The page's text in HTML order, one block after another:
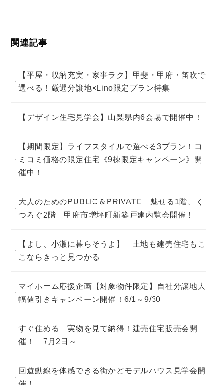
関連記事
【平屋・収納充実・家事ラク】甲斐・甲府・笛吹で
選べる！厳選分譲地×Lino限定プラン特集
【デザイン住宅見学会】山梨県内6会場で開催中！
【期間限定】ライフスタイルで選べる3プラン！コ
ミコミ価格の限定住宅《9棟限定キャンペーン》開
催中！
大人のためのPUBLIC＆PRIVATE 魅せる1階、く
つろぐ2階 甲府市増坪町新築戸建内覧会開催！
【よし、小瀬に暮らそうよ】 土地も建売住宅もこ
こならきっと見つかる
マイホーム応援企画【対象物件限定】自社分譲地大
幅値引きキャンペーン開催！6/1～9/30
すぐ住める 実物を見て納得！建売住宅販売会開
催！ 7月2日～
回遊動線を体感できる街かどモデルハウス見学会開